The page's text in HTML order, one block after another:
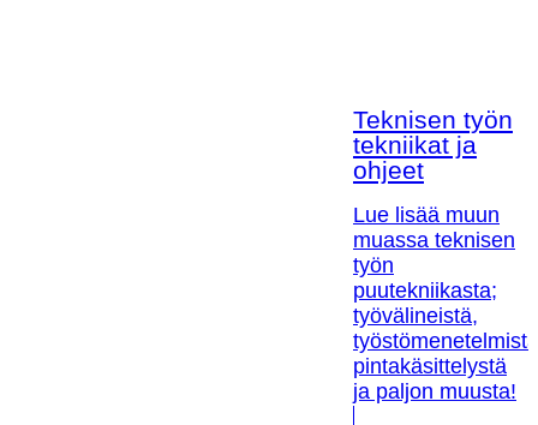
Teknisen työn
tekniikat ja
ohjeet
Lue lisää muun
muassa teknisen
työn
puutekniikasta;
työvälineistä,
pintakäsittelystä
ja paljon muusta!